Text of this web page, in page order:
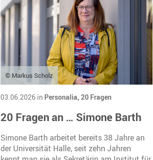
© Markus Scholz
03.06.2026 in Personalia, 20 Fragen
20 Fragen an … Simone Barth
Simone Barth arbeitet bereits 38 Jahre an
der Universität Halle, seit zehn Jahren